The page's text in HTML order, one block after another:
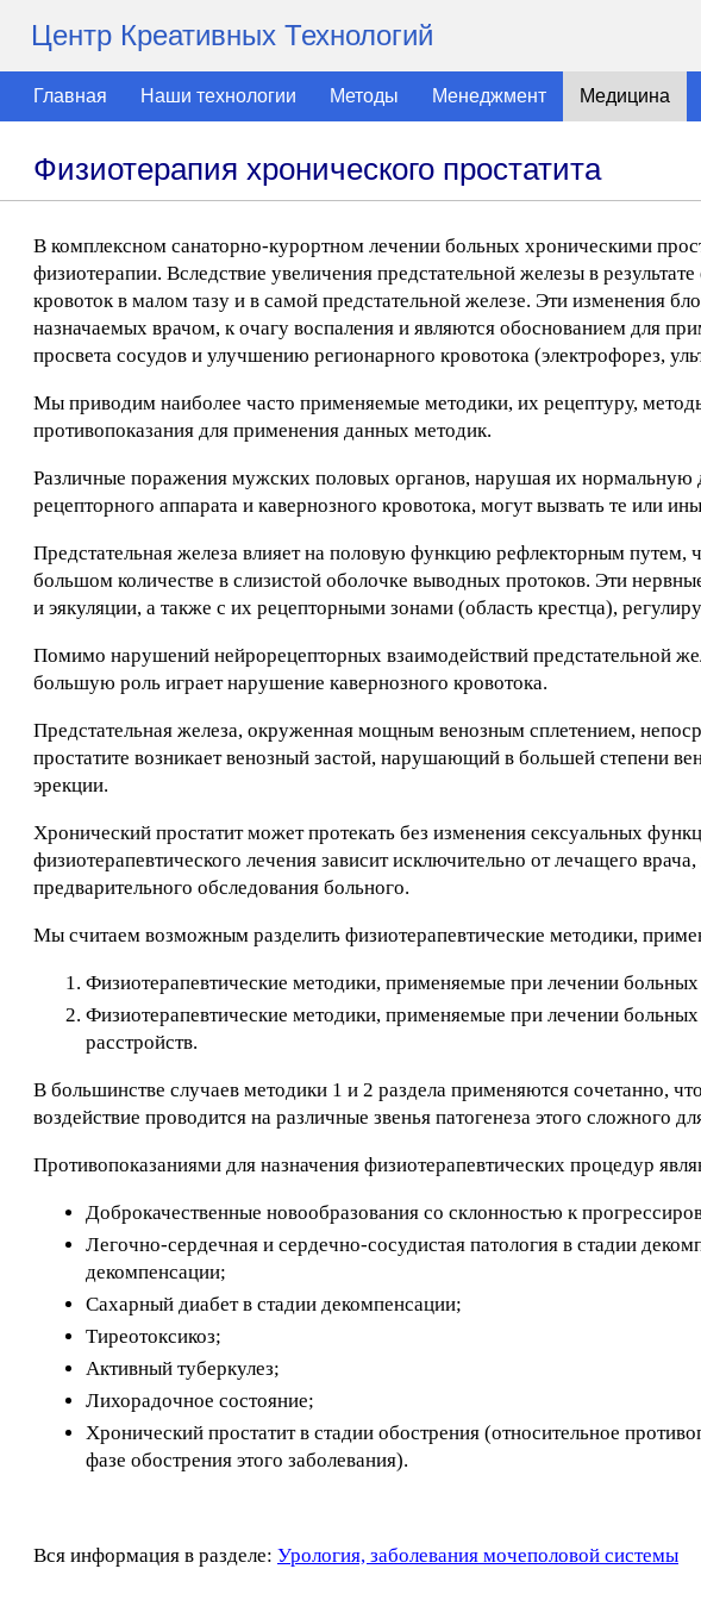
Центр Креативных Технологий
Главная Наши технологии Методы Менеджмент Медицина
Физиотерапия хронического простатита
В комплексном санаторно-курортном лечении больных хроническими
физиотерапии. Вследствие увеличения предстательной железы в
кровоток в малом тазу и в самой предстательной железе. Эти изменения
назначаемых врачом, к очагу воспаления и являются обоснованием для
просвета сосудов и улучшению регионарного кровотока (электрофорез,
Мы приводим наиболее часто применяемые методики, их рецептуру,
противопоказания для применения данных методик.
Различные поражения мужских половых органов, нарушая их нормальную
рецепторного аппарата и кавернозного кровотока, могут вызвать те или
Предстательная железа влияет на половую функцию рефлекторным
большом количестве в слизистой оболочке выводных протоков. Эти
и эякуляции, а также с их рецепторными зонами (область крестца),
Помимо нарушений нейрорецепторных взаимодействий предстательной
большую роль играет нарушение кавернозного кровотока.
Предстательная железа, окруженная мощным венозным сплетением,
простатите возникает венозный застой, нарушающий в большей степени
эрекции.
Хронический простатит может протекать без изменения сексуальных
физиотерапевтического лечения зависит исключительно от лечащего
предварительного обследования больного.
Мы считаем возможным разделить физиотерапевтические методики,
Физиотерапевтические методики, применяемые при лечении
Физиотерапевтические методики, применяемые при лечении
расстройств.
В большинстве случаев методики 1 и 2 раздела применяются сочетанно,
воздействие проводится на различные звенья патогенеза этого сложного
Противопоказаниями для назначения физиотерапевтических процедур
Доброкачественные новообразования со склонностью к
Легочно-сердечная и сердечно-сосудистая патология в стадии
декомпенсации;
Сахарный диабет в стадии декомпенсации;
Тиреотоксикоз;
Активный туберкулез;
Лихорадочное состояние;
Хронический простатит в стадии обострения (относительное
фазе обострения этого заболевания).
Вся информация в разделе: Урология, заболевания мочеполовой системы